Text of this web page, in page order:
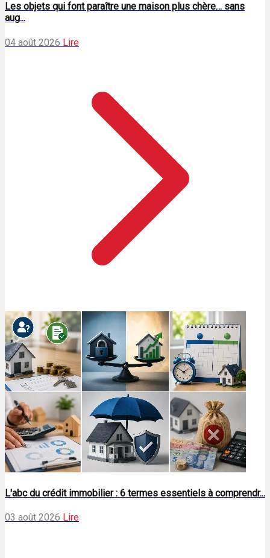
Les objets qui font paraître une maison plus chère… sans
aug...
04 août 2026 Lire
L'abc du crédit immobilier : 6 termes essentiels à comprendr...
03 août 2026 Lire